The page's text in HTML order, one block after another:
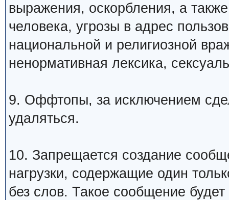
выражения, оскорбления, а
человека, угрозы в адрес
национальной и религиозной
ненормативная лексика,
9. Оффтопы, за исключением
удаляться.
10. Запрещается создание
нагрузки, содержащие один
без слов. Такое сообщение